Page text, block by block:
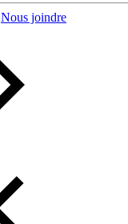
Nous joindre